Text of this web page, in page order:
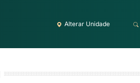
Alterar Unidade